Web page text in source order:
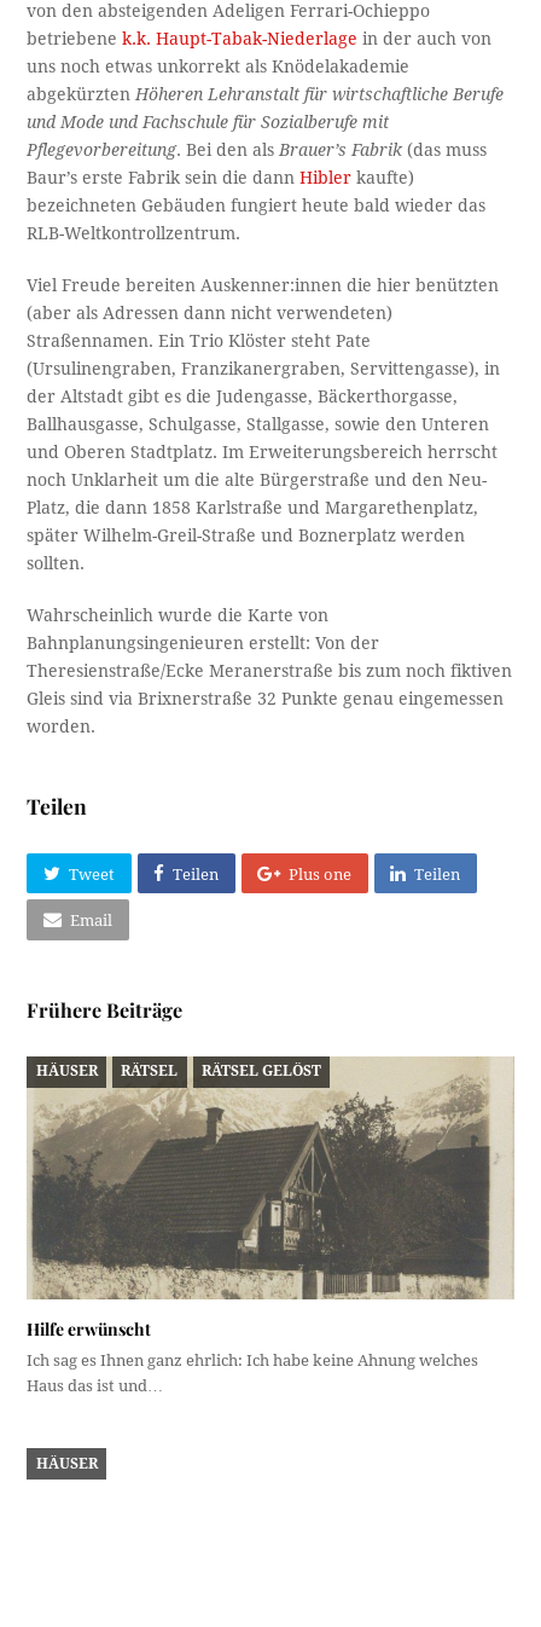
von den absteigenden Adeligen Ferrari-Ochieppo
betriebenek.k. Haupt-Tabak-Niederlage in der auch von
uns noch etwas unkorrekt als Knödelakademie
abgekürztenHöheren Lehranstalt für wirtschaftliche Berufe
und Mode und Fachschule für Sozialberufe mit
Pflegevorbereitung. Bei den alsBrauer’s Fabrik(das muss
Baur’s erste Fabrik sein die dannHibler kaufte)
bezeichneten Gebäuden fungiert heute bald wieder das
RLB-Weltkontrollzentrum.
Viel Freude bereiten Auskenner:innen die hier benützten
(aber als Adressen dann nicht verwendeten)
Straßennamen. Ein Trio Klöster steht Pate
(Ursulinengraben, Franzikanergraben, Servittengasse), in
der Altstadt gibt es die Judengasse, Bäckerthorgasse,
Ballhausgasse, Schulgasse, Stallgasse, sowie den Unteren
und Oberen Stadtplatz. Im Erweiterungsbereich herrscht
noch Unklarheit um die alte Bürgerstraße und den Neu-
Platz, die dann 1858 Karlstraße und Margarethenplatz,
später Wilhelm-Greil-Straße und Boznerplatz werden
sollten.
Wahrscheinlich wurde die Karte von
Bahnplanungsingenieuren erstellt: Von der
Theresienstraße/Ecke Meranerstraße bis zum noch fiktiven
Gleis sind via Brixnerstraße 32 Punkte genau eingemessen
worden.
Teilen
Tweet Teilen Plus one Teilen
Email
Frühere Beiträge
HÄUSER RÄTSEL RÄTSEL GELÖST
Hilfe erwünscht
Ich sag es Ihnen ganz ehrlich: Ich habe keine Ahnung welches
Haus das ist und…
HÄUSER